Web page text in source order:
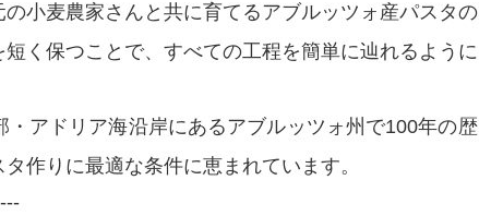
小麦農家さんと共に育てるアブルッツォ産パスタ
く保つことで、すべての工程を簡単に辿れるよう
アドリア海沿岸にあるアブルッツォ州で100年の
作りに最適な条件に恵まれています。